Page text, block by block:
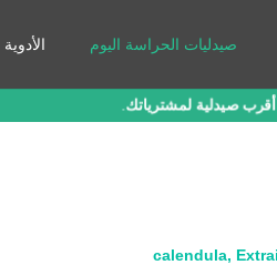
صيدليات الحراسة اليوم الأدوية
صيدلية لمشترياتك.
calendula,